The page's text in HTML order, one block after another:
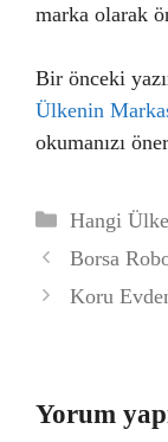
marka olarak
Bir önceki
Ülkenin
okumanızı
Kategoriler
Hangi
Borsa
Koru
Yorum